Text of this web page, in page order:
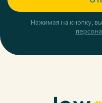
Нажимая на кнопку,